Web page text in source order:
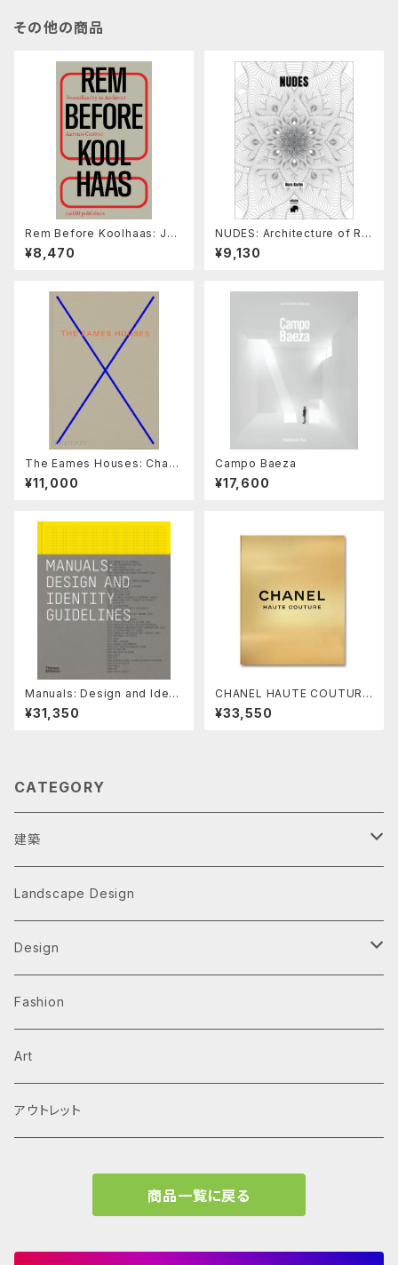
その他の商品
Rem Before Koolhaas: Jou
rnalism by an Architect
¥8,470
NUDES: Architecture of Re
generation, by Nuru Karim
¥9,130
The Eames Houses: Charl
es and Ray Eames Reside
ntial Architecture
¥11,000
Campo Baeza
¥17,600
Manuals: Design and Ident
ity Guidelines
¥31,350
CHANEL HAUTE COUTURE
by Sofia Coppola
¥33,550
CATEGORY
建築
Architecture Monographs
Alvar Aalto
Arne Jacobsen
History & Reference
Av Monographs
C3 magazine
El Croquis
Landscape Design
Design
Graphic
Logo
Typography
インフォグラフィック
Products
家具
Fashion
Art
アウトレット
商品一覧に戻る